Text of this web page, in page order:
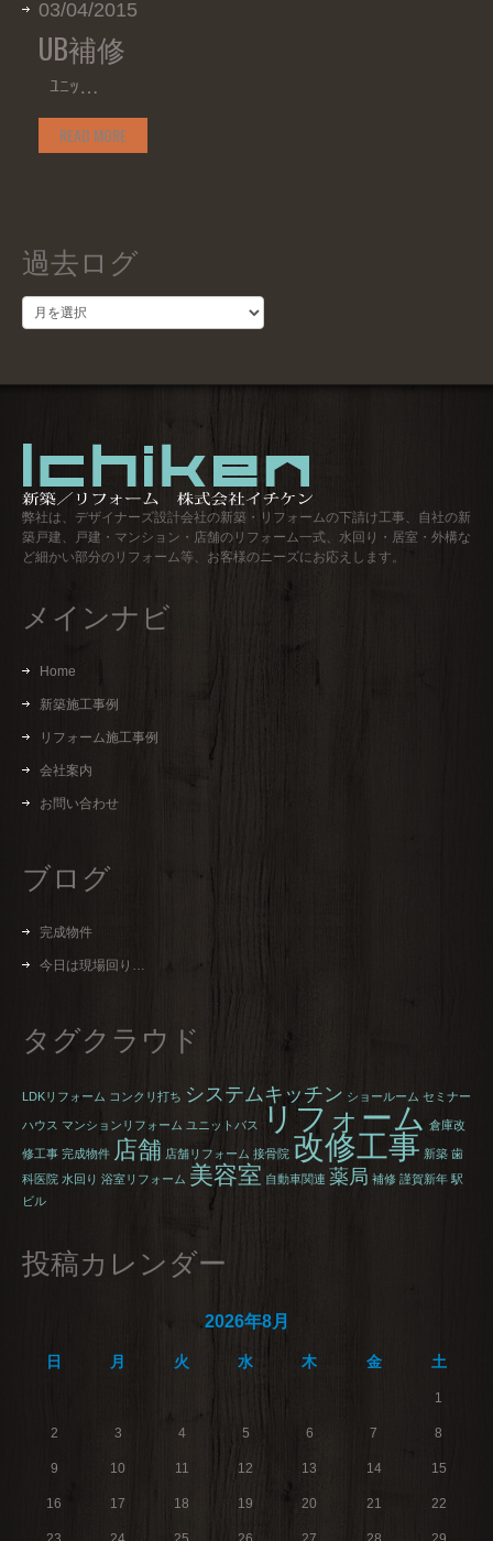
03/04/2015
UB補修
ﾕﾆｯ…
READ MORE
過去ログ
去
弊社は、デザイナーズ設計会社の新築・リフォームの下請け工事、自社の新
築戸建、戸建・マンション・店舗のリフォーム一式、水回り・居室・外構な
ど細かい部分のリフォーム等、お客様のニーズにお応えします。
メインナビ
Home
新築施工事例
リフォーム施工事例
会社案内
お問い合わせ
ブログ
完成物件
今日は現場回り…
タグクラウド
LDKリフォーム コンクリ打ち システムキッチン ショールーム セミナー
ハウス マンションリフォーム ユニットバス リフォーム 倉庫改
修工事 完成物件 店舗 店舗リフォーム 接骨院 改修工事 新築 歯
科医院 水回り 浴室リフォーム 美容室 自動車関連 薬局 補修 謹賀新年 駅
ビル
投稿カレンダー
2026年8月
日 月 火 水 木 金 土
1
2 3 4 5 6 7 8
9 10 11 12 13 14 15
16 17 18 19 20 21 22